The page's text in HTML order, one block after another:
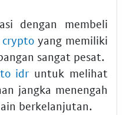
dengan membeli
crypto yang memiliki
sangat pesat.
idr untuk melihat
jangka menengah
berkelanjutan.